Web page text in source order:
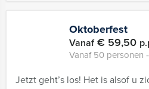
Oktoberfest
Vanaf€ 59,50
Vanaf 50 personen
Jetzt geht’s los! Het is alsof u